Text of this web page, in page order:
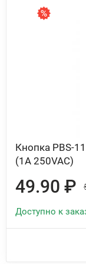
Кнопка PBS-
(1A 250VAC)
49.90 ₽
Доступно к